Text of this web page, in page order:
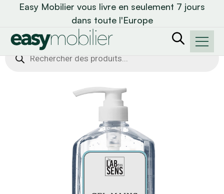
Easy Mobilier vous livre en seulement 7 jours
dans toute l'Europe
Recherche
de